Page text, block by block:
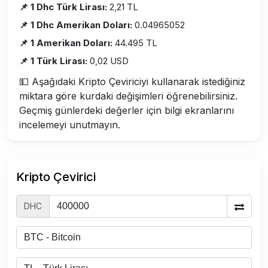
📌 1 Dhc Türk Lirası: 2,21 TL
📌 1 Dhc Amerikan Doları: 0.04965052
📌 1 Amerikan Doları: 44.495 TL
📌 1 Türk Lirası: 0,02 USD
💵 Aşağıdaki Kripto Çeviriciyi kullanarak istediğiniz
miktara göre kurdaki değişimleri öğrenebilirsiniz.
Geçmiş günlerdeki değerler için bilgi ekranlarını
incelemeyi unutmayın.
Kripto Çevirici
DHC